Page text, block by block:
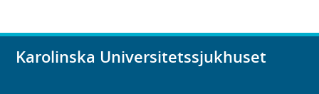
Karolinska Universitetssjukhuset